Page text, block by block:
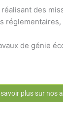
réalisant des
de génie
savoir plus sur nos